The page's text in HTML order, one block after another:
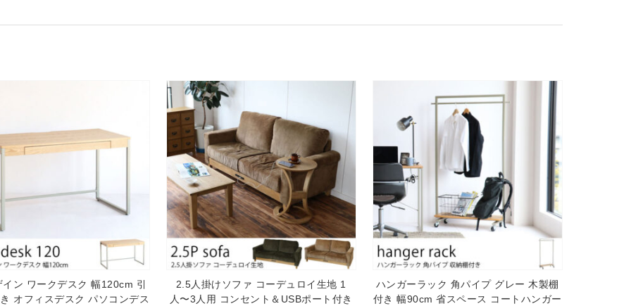
ン ワークデスク 幅120cm 引
オフィスデスク パソコンデス
2.5人掛けソファ コーデュロイ生地 1
人〜3人用 コンセント＆USBポート付き
ハンガーラック 角パイプ グレー 木製棚
付き 幅90cm 省スペース コートハンガー